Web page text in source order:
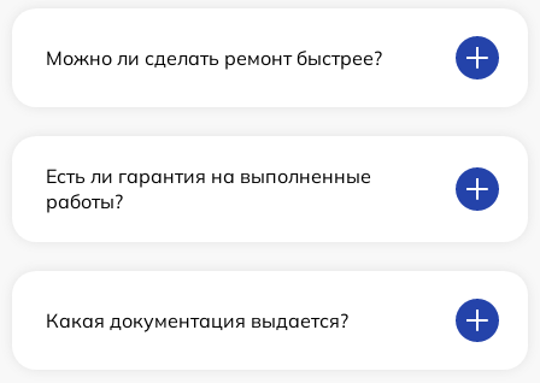
Можно ли сделать ремонт быстрее?
Есть ли гарантия на выполненные
работы?
Какая документация выдается?